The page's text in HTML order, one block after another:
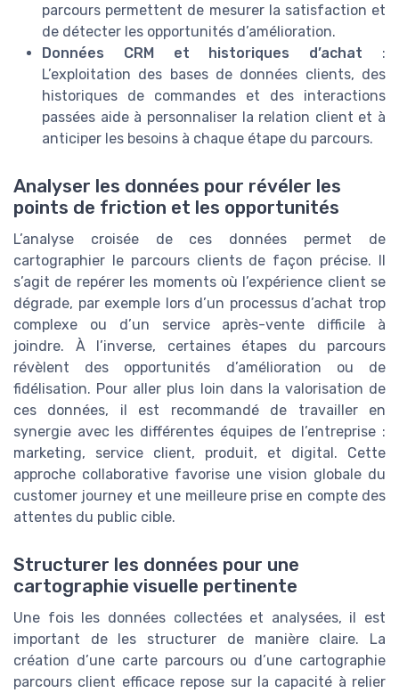
parcours permettent de mesurer la satisfaction et
de détecter les opportunités d’amélioration.
Données CRM et historiques d’achat :
L’exploitation des bases de données clients, des
historiques de commandes et des interactions
passées aide à personnaliser la relation client et à
anticiper les besoins à chaque étape du parcours.
Analyser les données pour révéler les
points de friction et les opportunités
L’analyse croisée de ces données permet de
cartographier le parcours clients de façon précise. Il
s’agit de repérer les moments où l’expérience client se
dégrade, par exemple lors d’un processus d’achat trop
complexe ou d’un service après-vente difficile à
joindre. À l’inverse, certaines étapes du parcours
révèlent des opportunités d’amélioration ou de
fidélisation. Pour aller plus loin dans la valorisation de
ces données, il est recommandé de travailler en
synergie avec les différentes équipes de l’entreprise :
marketing, service client, produit, et digital. Cette
approche collaborative favorise une vision globale du
customer journey et une meilleure prise en compte des
attentes du public cible.
Structurer les données pour une
cartographie visuelle pertinente
Une fois les données collectées et analysées, il est
important de les structurer de manière claire. La
création d’une carte parcours ou d’une cartographie
parcours client efficace repose sur la capacité à relier